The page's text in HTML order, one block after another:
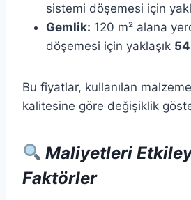
sistemi döşemesi için
Gemlik: 120 m² alana
döşemesi için yaklaşık
Bu fiyatlar, kullanılan
kalitesine göre değişiklik
Maliyetleri
Faktörler